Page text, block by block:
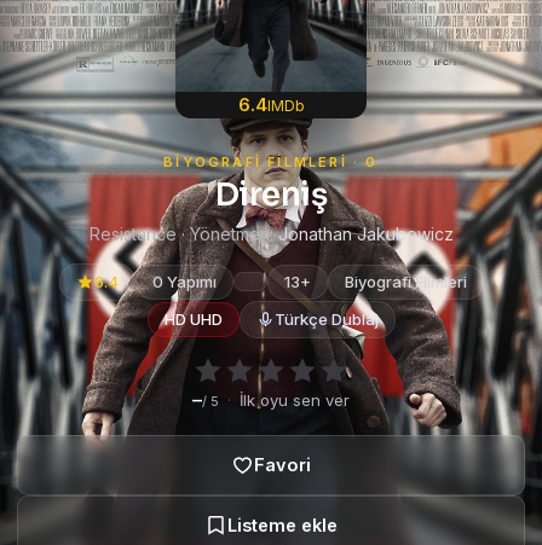
6.4IMDb
BIYOGRAFI FILMLERI · 0
Direniş
Resistance · Yönetmen:Jonathan Jakubowicz
6.4 0 Yapımı 13+
Biyografi Filmleri
HD UHD
Türkçe Dublaj
–/ 5 · İlk oyu sen ver